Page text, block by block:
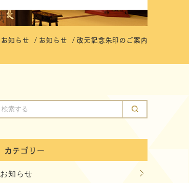
お知らせ お知らせ 改元記念朱印のご案内
カテゴリー
お知らせ